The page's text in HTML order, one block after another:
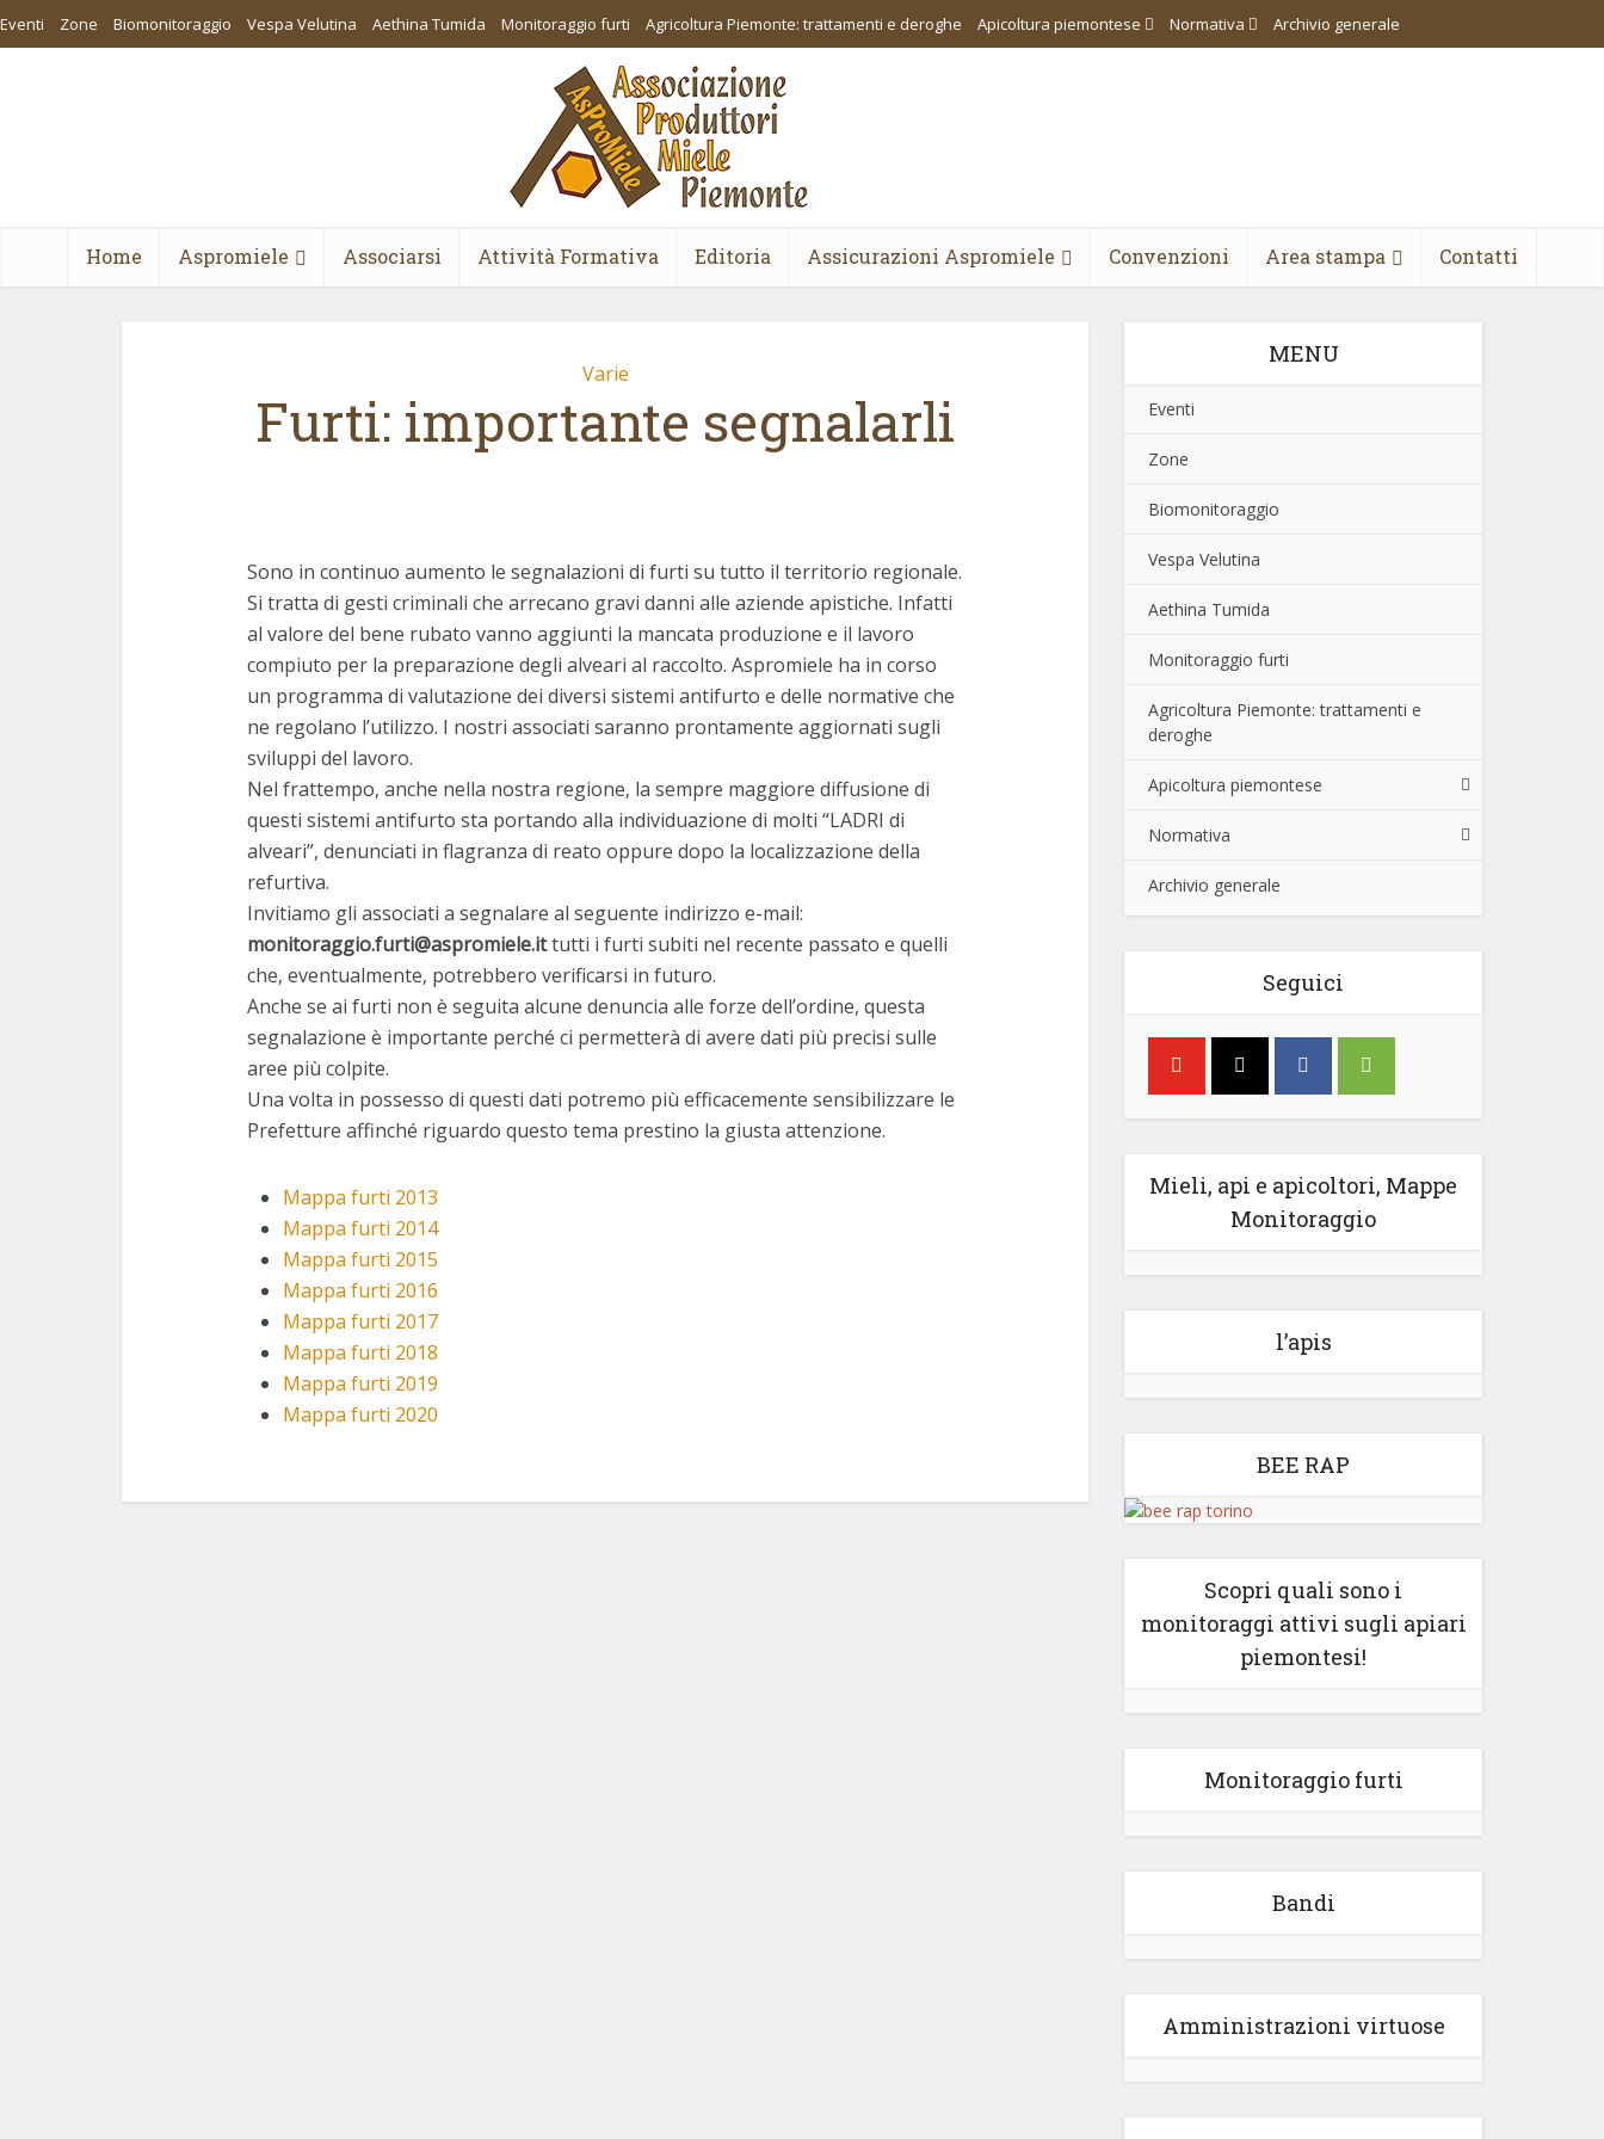
Eventi Zone Biomonitoraggio Vespa Velutina Aethina Tumida Monitoraggio furti Agricoltura Piemonte: trattamenti e deroghe Apicoltura piemontese Normativa Archivio generale
Home Aspromiele Associarsi Attività Formativa Editoria Assicurazioni Aspromiele Convenzioni Area stampa Contatti
Varie
Furti: importante segnalarli
Sono in continuo aumento le segnalazioni di furti su tutto il territorio regionale.
Si tratta di gesti criminali che arrecano gravi danni alle aziende apistiche. Infatti
al valore del bene rubato vanno aggiunti la mancata produzione e il lavoro
compiuto per la preparazione degli alveari al raccolto. Aspromiele ha in corso
un programma di valutazione dei diversi sistemi antifurto e delle normative che
ne regolano l’utilizzo. I nostri associati saranno prontamente aggiornati sugli
sviluppi del lavoro.
Nel frattempo, anche nella nostra regione, la sempre maggiore diffusione di
questi sistemi antifurto sta portando alla individuazione di molti “LADRI di
alveari”, denunciati in flagranza di reato oppure dopo la localizzazione della
refurtiva.
Invitiamo gli associati a segnalare al seguente indirizzo e-mail:
monitoraggio.furti@aspromiele.ittutti i furti subiti nel recente passato e quelli
che, eventualmente, potrebbero verificarsi in futuro.
Anche se ai furti non è seguita alcune denuncia alle forze dell’ordine, questa
segnalazione è importante perché ci permetterà di avere dati più precisi sulle
aree più colpite.
Una volta in possesso di questi dati potremo più efficacemente sensibilizzare le
Prefetture affinché riguardo questo tema prestino la giusta attenzione.
Mappa furti 2013
Mappa furti 2014
Mappa furti 2015
Mappa furti 2016
Mappa furti 2017
Mappa furti 2018
Mappa furti 2019
Mappa furti 2020
MENU
Eventi
Zone
Biomonitoraggio
Vespa Velutina
Aethina Tumida
Monitoraggio furti
Agricoltura Piemonte: trattamenti e
deroghe
Apicoltura piemontese
Normativa
Archivio generale
Seguici
Mieli, api e apicoltori, Mappe
Monitoraggio
l’apis
BEE RAP
Scopri quali sono i
monitoraggi attivi sugli apiari
piemontesi!
Monitoraggio furti
Bandi
Amministrazioni virtuose